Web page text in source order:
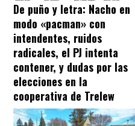
De puño y letra: Nacho en
modo «pacman» con
intendentes, ruidos
radicales, el PJ intenta
contener, y dudas por las
elecciones en la
cooperativa de Trelew